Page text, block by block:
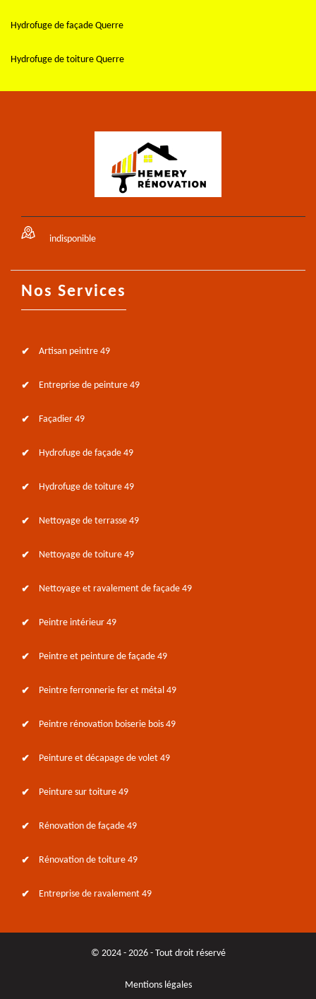
Hydrofuge de façade Querre
Hydrofuge de toiture Querre
indisponible
Nos Services
Artisan peintre 49
Entreprise de peinture 49
Façadier 49
Hydrofuge de façade 49
Hydrofuge de toiture 49
Nettoyage de terrasse 49
Nettoyage de toiture 49
Nettoyage et ravalement de façade 49
Peintre intérieur 49
Peintre et peinture de façade 49
Peintre ferronnerie fer et métal 49
Peintre rénovation boiserie bois 49
Peinture et décapage de volet 49
Peinture sur toiture 49
Rénovation de façade 49
Rénovation de toiture 49
Entreprise de ravalement 49
© 2024 - 2026 - Tout droit réservé
Mentions légales